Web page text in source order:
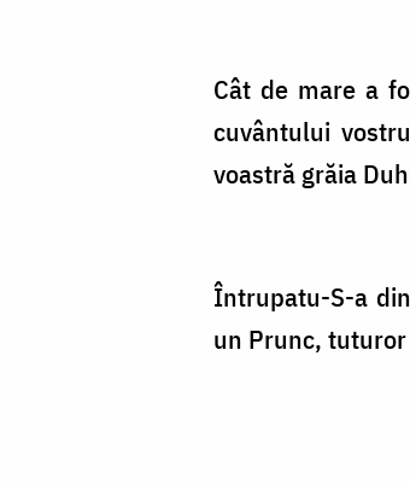
Cât de mare a
cuvântului
voastră grăia
Întrupatu-S-a
un Prunc,